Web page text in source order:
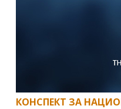
КОНСПЕКТ ЗА